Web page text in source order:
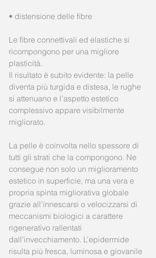
• distensione delle fibre
Le fibre connettivali ed elastiche si
ricompongono per una migliore
plasticità.
Il risultato è subito evidente: la pelle
diventa più turgida e distesa, le rughe
si attenuano e l’aspetto estetico
complessivo appare visibilmente
migliorato.
La pelle è coinvolta nello spessore di
tutti gli strati che la compongono. Ne
consegue non solo un miglioramento
estetico in superficie, ma una vera e
propria spinta migliorativa globale
grazie all’innescarsi o velocizzarsi di
meccanismi biologici a carattere
rigenerativo rallentati
dall’invecchiamento. L’epidermide
risulta più fresca, luminosa e giovanile